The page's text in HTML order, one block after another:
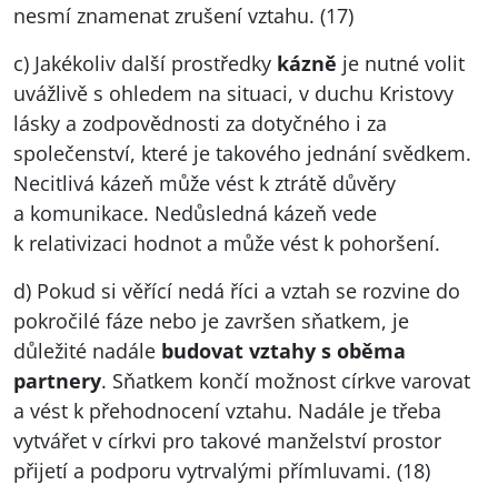
nesmí znamenat zrušení vztahu. (17)
c) Jakékoliv další prostředky kázně je nutné volit
uvážlivě s ohledem na situaci, v duchu Kristovy
lásky a zodpovědnosti za dotyčného i za
společenství, které je takového jednání svědkem.
Necitlivá kázeň může vést k ztrátě důvěry
a komunikace. Nedůsledná kázeň vede
k relativizaci hodnot a může vést k pohoršení.
d) Pokud si věřící nedá říci a vztah se rozvine do
pokročilé fáze nebo je završen sňatkem, je
důležité nadále budovat vztahy s oběma
partnery. Sňatkem končí možnost církve varovat
a vést k přehodnocení vztahu. Nadále je třeba
vytvářet v církvi pro takové manželství prostor
přijetí a podporu vytrvalými přímluvami. (18)